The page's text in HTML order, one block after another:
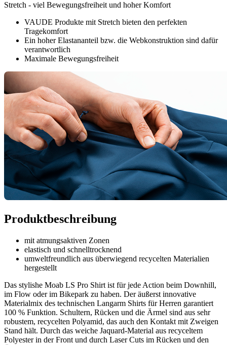
Stretch - viel Bewegungsfreiheit und hoher Komfort
VAUDE Produkte mit Stretch bieten den perfekten
Tragekomfort
Ein hoher Elastananteil bzw. die Webkonstruktion sind dafür
verantwortlich
Maximale Bewegungsfreiheit
Produktbeschreibung
mit atmungsaktiven Zonen
elastisch und schnelltrocknend
umweltfreundlich aus überwiegend recycelten Materialien
hergestellt
Das stylishe Moab LS Pro Shirt ist für jede Action beim Downhill,
im Flow oder im Bikepark zu haben. Der äußerst innovative
Materialmix des technischen Langarm Shirts für Herren garantiert
100 % Funktion. Schultern, Rücken und die Ärmel sind aus sehr
robustem, recycelten Polyamid, das auch den Kontakt mit Zweigen
Stand hält. Durch das weiche Jaquard-Material aus recyceltem
Polyester in der Front und durch Laser Cuts im Rücken und den